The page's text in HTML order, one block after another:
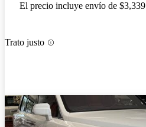
El precio incluye envío de $3,339
Trato justo